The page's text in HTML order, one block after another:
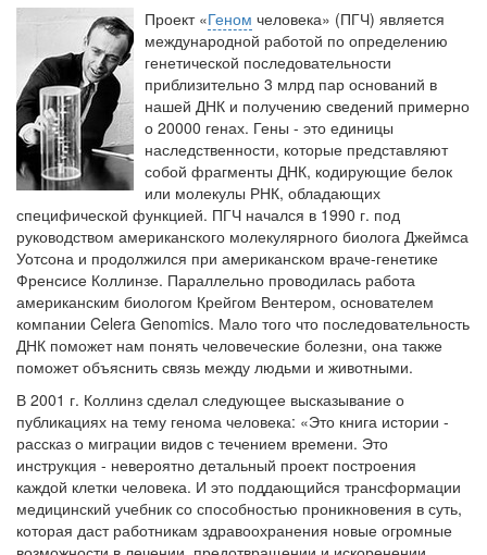
ближайшие годы. Она
заявила об этом на
встрече с журналистами ведущих...
Местная анестезия развивает кардиотоксичность
Федеральная служба по
надзору в сфере
здравоохранения озвучила
тревожную статистику. Она
касаются увеличения риска
острой кардиотоксичности и
роста сопутствующих
осложнений от...
Закон о праве родителей находиться с детьми в
Соответствующий
законопроект внесен в
палату на
рассмотрение. Суть его
заключается в
нахождении одного из
Проект «Геном человека» (ПГЧ) является
международной работой по опреде­лению
генетической последовательности
приблизительно 3 млрд пар основа­ний в
нашей ДНК и получению сведений примерно
о 20000 генах. Гены - это единицы
наследственности, которые представляют
собой фрагменты ДНК, кодирующие белок
или молекулы РНК, обладающих
специфической функ­цией. ПГЧ начался в 1990 г. под
руководством американского молекулярного биолога Джеймса
Уотсона и продолжился при американском враче-генетике
Френсисе Коллинзе. Параллельно проводилась работа
американским биоло­гом Крейгом Вентером, основателем
компании Celera Genomics. Мало того что последовательность
ДНК поможет нам понять человеческие болезни, она также
поможет объяснить связь между людьми и животными.
В 2001 г. Коллинз сделал следующее высказывание о
публикациях на тему генома человека: «Это книга истории -
рассказ о миграции видов с течением времени. Это
инструкция - невероятно детальный проект построения
каждой клетки человека. И это поддающийся трансформации
медицинский учебник со способностью проникновения в суть,
которая даст работникам здравоох­ранения новые огромные